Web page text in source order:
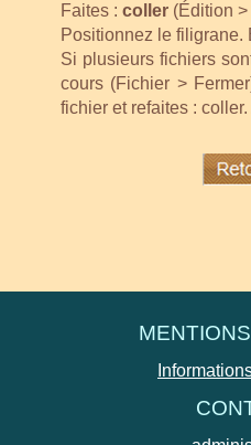
Faites : coller (Édition
Positionnez le filigrane.
Si plusieurs fichiers
cours (Fichier >
fichier et refaites :